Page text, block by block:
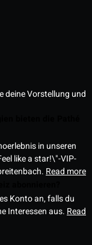
deine Vorstellung und
in unseren
like a star!\"-VIP-
Read more
Konto an, falls du
Interessen aus. Read